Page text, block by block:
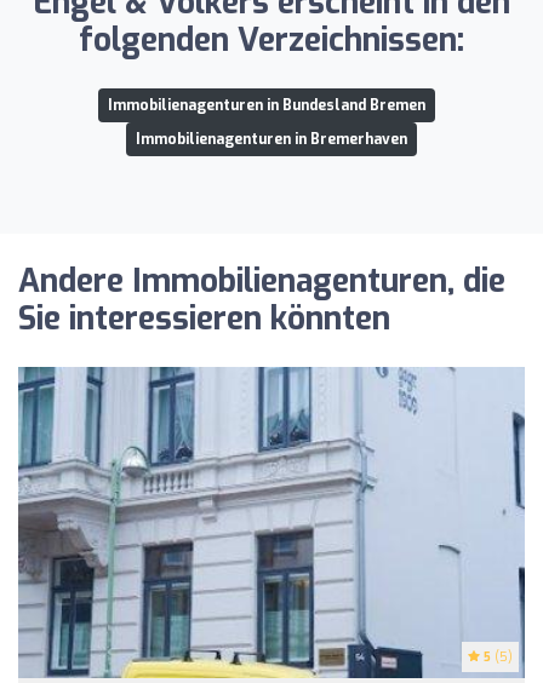
folgenden Verzeichnissen:
Immobilienagenturen in Bundesland Bremen
Immobilienagenturen in Bremerhaven
Andere Immobilienagenturen, die
Sie interessieren könnten
5 (5)